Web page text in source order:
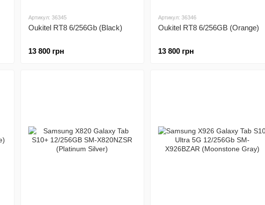
Артикул: 36345
Oukitel RT8 6/256Gb (Black)
13 800 грн
Артикул: 36346
Oukitel RT8 6/256GB (Orange)
13 800 грн